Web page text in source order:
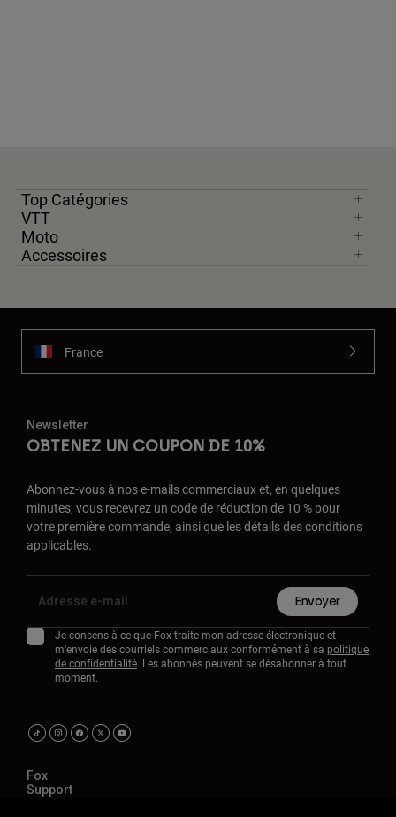
Top Catégories
VTT
Moto
Accessoires
France
Newsletter
OBTENEZ UN COUPON DE 10%
Abonnez-vous à nos e-mails commerciaux et, en quelques
minutes, vous recevrez un code de réduction de 10 % pour
votre première commande, ainsi que les détails des conditions
applicables.
Envoyer
Je consens à ce que Fox traite mon adresse électronique et
m'envoie des courriels commerciaux conformément à sa politique
de confidentialité. Les abonnés peuvent se désabonner à tout
moment.
Fox
Support